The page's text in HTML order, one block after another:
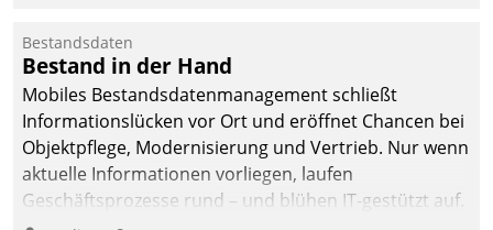
Bestandsdaten
Bestand in der Hand
Mobiles Bestandsdatenmanagement schließt
Informationslücken vor Ort und eröffnet Chancen bei
Objektpflege, Modernisierung und Vertrieb. Nur wenn
aktuelle Informationen vorliegen, laufen
Geschäftsprozesse rund – und blühen IT-gestützt auf.